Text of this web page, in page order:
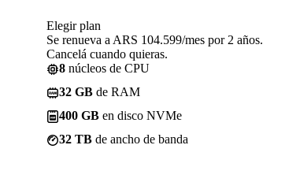
Elegir plan
Se renueva a ARS 104.599/mes por 2 años.
Cancelá cuando quieras.
8 núcleos de CPU
32 GB de RAM
400 GB en disco NVMe
32 TB de ancho de banda